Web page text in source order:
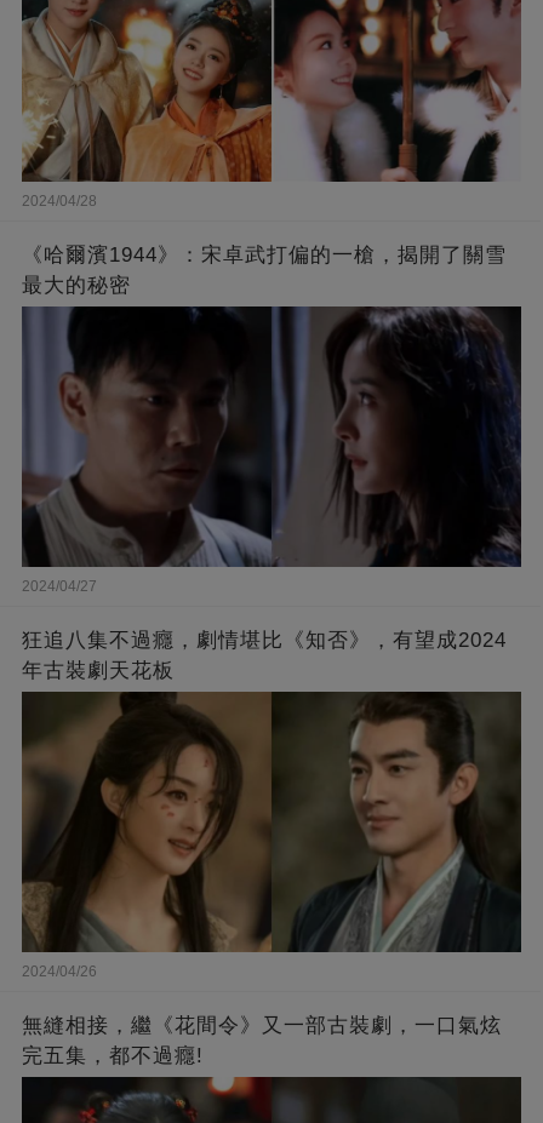
2024/04/28
《哈爾濱1944》：宋卓武打偏的一槍，揭開了關雪
最大的秘密
2024/04/27
狂追八集不過癮，劇情堪比《知否》，有望成2024
年古裝劇天花板
2024/04/26
無縫相接，繼《花間令》又一部古裝劇，一口氣炫
完五集，都不過癮!